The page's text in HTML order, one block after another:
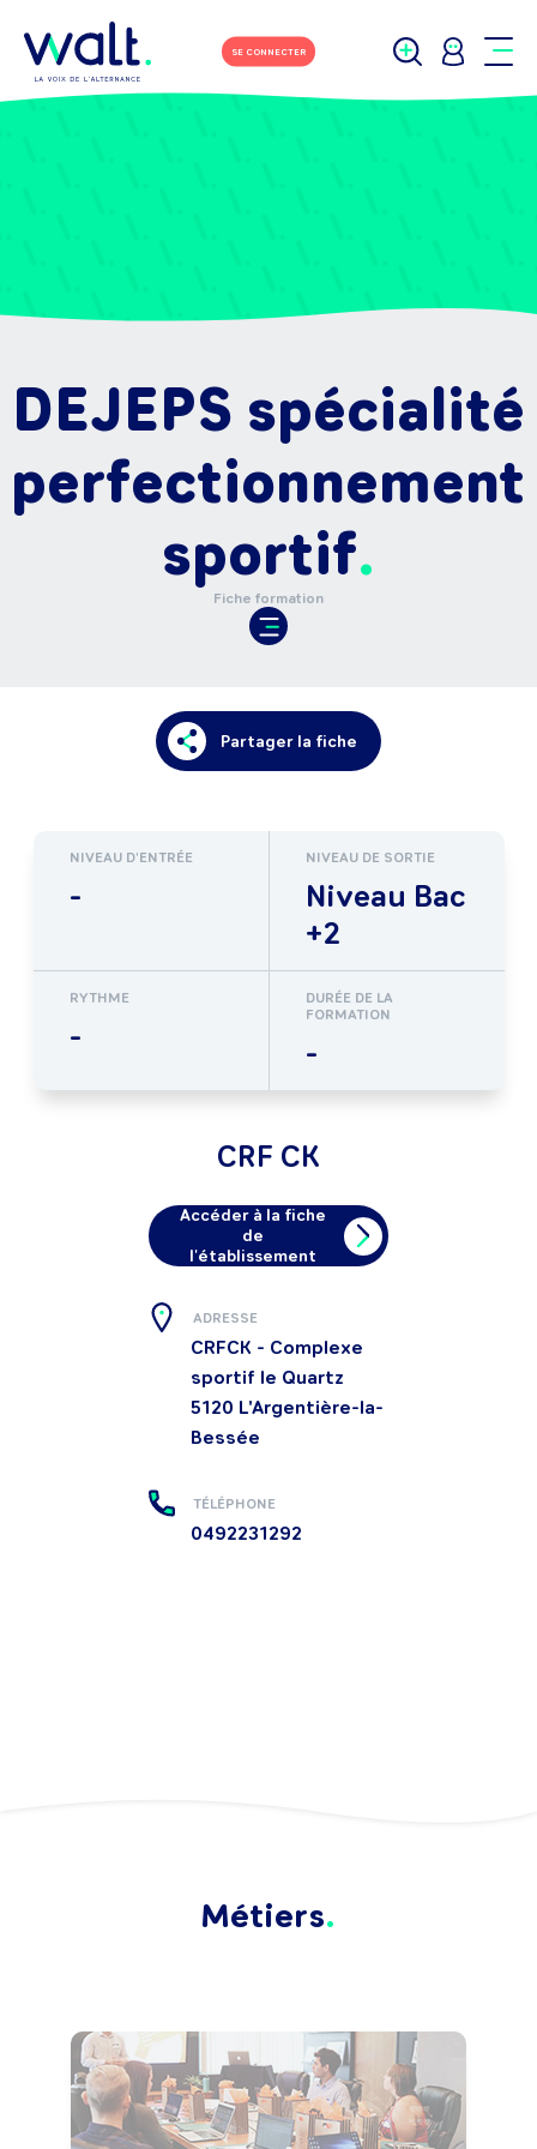
SE CONNECTER
DEJEPS spécialité
perfectionnement
sportif
Fiche formation
Partager la fiche
NIVEAU D'ENTRÉE
-
NIVEAU DE SORTIE
Niveau Bac
+2
RYTHME
-
DURÉE DE LA
FORMATION
-
CRF CK
Accéder à la fiche
de
l'établissement
ADRESSE
CRFCK - Complexe
sportif le Quartz
5120 L'Argentière-la-
Bessée
TÉLÉPHONE
0492231292
Métiers